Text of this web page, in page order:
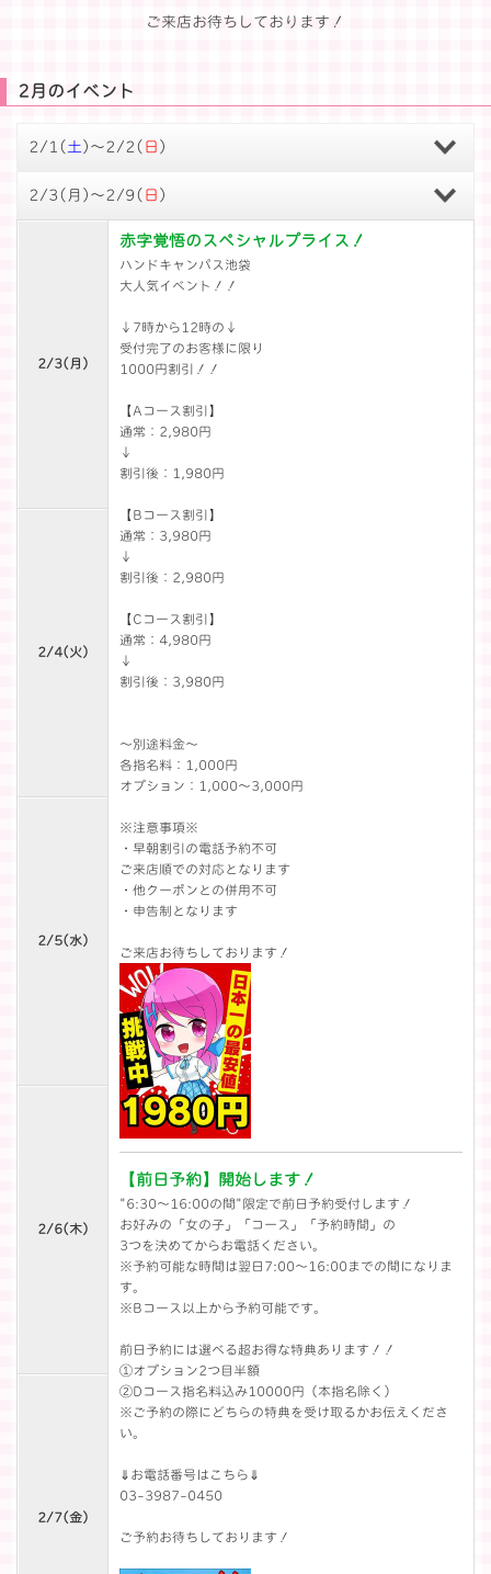
ご来店お待ちしております！
2月のイベント
2/1( 土 )～2/2( 日 )
2/3( 月 )～2/9( 日 )
2/3( 月 )
赤字覚悟のスペシャルプライス！
ハンドキャンパス池袋
大人気イベント！！
↓7時から12時の↓
受付完了のお客様に限り
1000円割引！！
【Aコース割引】
通常：2,980円
↓
割引後：1,980円
【Bコース割引】
通常：3,980円
↓
割引後：2,980円
【Cコース割引】
通常：4,980円
↓
割引後：3,980円
～別途料金～
各指名料：1,000円
オプション：1,000～3,000円
※注意事項※
・早朝割引の電話予約不可
ご来店順での対応となります
・他クーポンとの併用不可
・申告制となります
ご来店お待ちしております！
【前日予約】開始します！
"6:30～16:00の間"限定で前日予約受付します！
お好みの「女の子」「コース」「予約時間」の
3つを決めてからお電話ください。
※予約可能な時間は翌日7:00～16:00までの間になりま
す。
※Bコース以上から予約可能です。
前日予約には選べる超お得な特典あります！！
①オプション2つ目半額
②Dコース指名料込み10000円（本指名除く）
※ご予約の際にどちらの特典を受け取るかお伝えくださ
い。
⇓お電話番号はこちら⇓
03-3987-0450
ご予約お待ちしております！
2/4(火)
2/5(水)
2/6(木)
2/7(金)